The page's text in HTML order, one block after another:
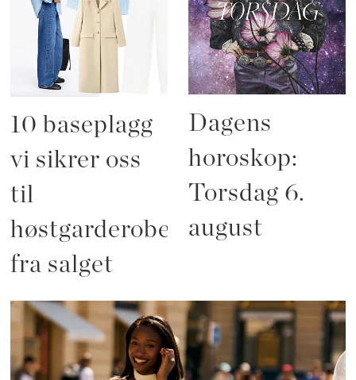
10 baseplagg
vi sikrer oss
til
høstgarderoben
fra salget
Dagens
horoskop:
Torsdag 6.
august